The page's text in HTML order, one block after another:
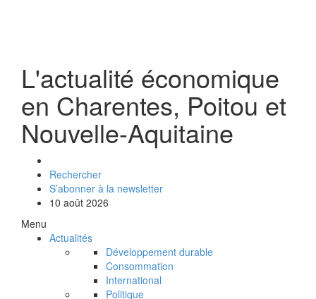
L'actualité économique
en Charentes, Poitou et
Nouvelle-Aquitaine
Rechercher
S’abonner à la newsletter
10 août 2026
Menu
Actualités
Développement durable
Consommation
International
Politique